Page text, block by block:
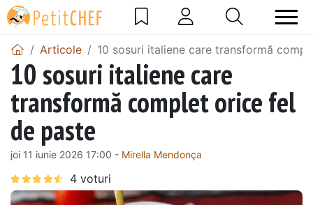
Articole 10 sosuri italiene care transformă
10 sosuri italiene care
transformă complet orice fel
de paste
joi 11 iunie 2026 17:00 - Mirella Mendonça